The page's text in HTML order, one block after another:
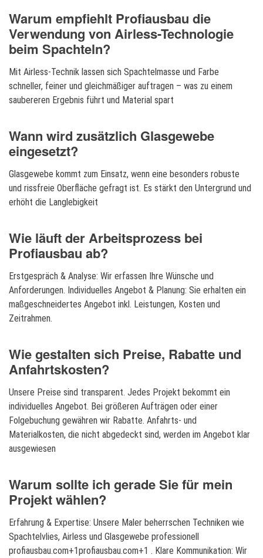
Warum empfiehlt Profiausbau die
Verwendung von Airless-Technologie
beim Spachteln?
Mit Airless-Technik lassen sich Spachtelmasse und Farbe
schneller, feiner und gleichmäßiger auftragen – was zu einem
saubereren Ergebnis führt und Material spart
Wann wird zusätzlich Glasgewebe
eingesetzt?
Glasgewebe kommt zum Einsatz, wenn eine besonders robuste
und rissfreie Oberfläche gefragt ist. Es stärkt den Untergrund und
erhöht die Langlebigkeit
Wie läuft der Arbeitsprozess bei
Profiausbau ab?
Erstgespräch & Analyse: Wir erfassen Ihre Wünsche und
Anforderungen. Individuelles Angebot & Planung: Sie erhalten ein
maßgeschneidertes Angebot inkl. Leistungen, Kosten und
Zeitrahmen.
Wie gestalten sich Preise, Rabatte und
Anfahrtskosten?
Unsere Preise sind transparent. Jedes Projekt bekommt ein
individuelles Angebot. Bei größeren Aufträgen oder einer
Folgebuchung gewähren wir Rabatte. Anfahrts- und
Materialkosten, die nicht abgedeckt sind, werden im Angebot klar
ausgewiesen
Warum sollte ich gerade Sie für mein
Projekt wählen?
Erfahrung & Expertise: Unsere Maler beherrschen Techniken wie
Spachtelvlies, Airless und Glasgewebe professionell
profiausbau.com+1profiausbau.com+1 . Klare Kommunikation: Wir